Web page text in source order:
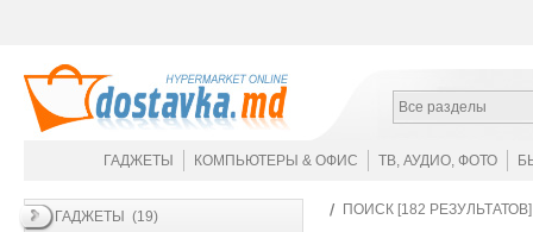
Все разделы
ГАДЖЕТЫ КОМПЬЮТЕРЫ & ОФИС ТВ, АУДИО, ФОТО
ГАДЖЕТЫ (19) ПОИСК [182